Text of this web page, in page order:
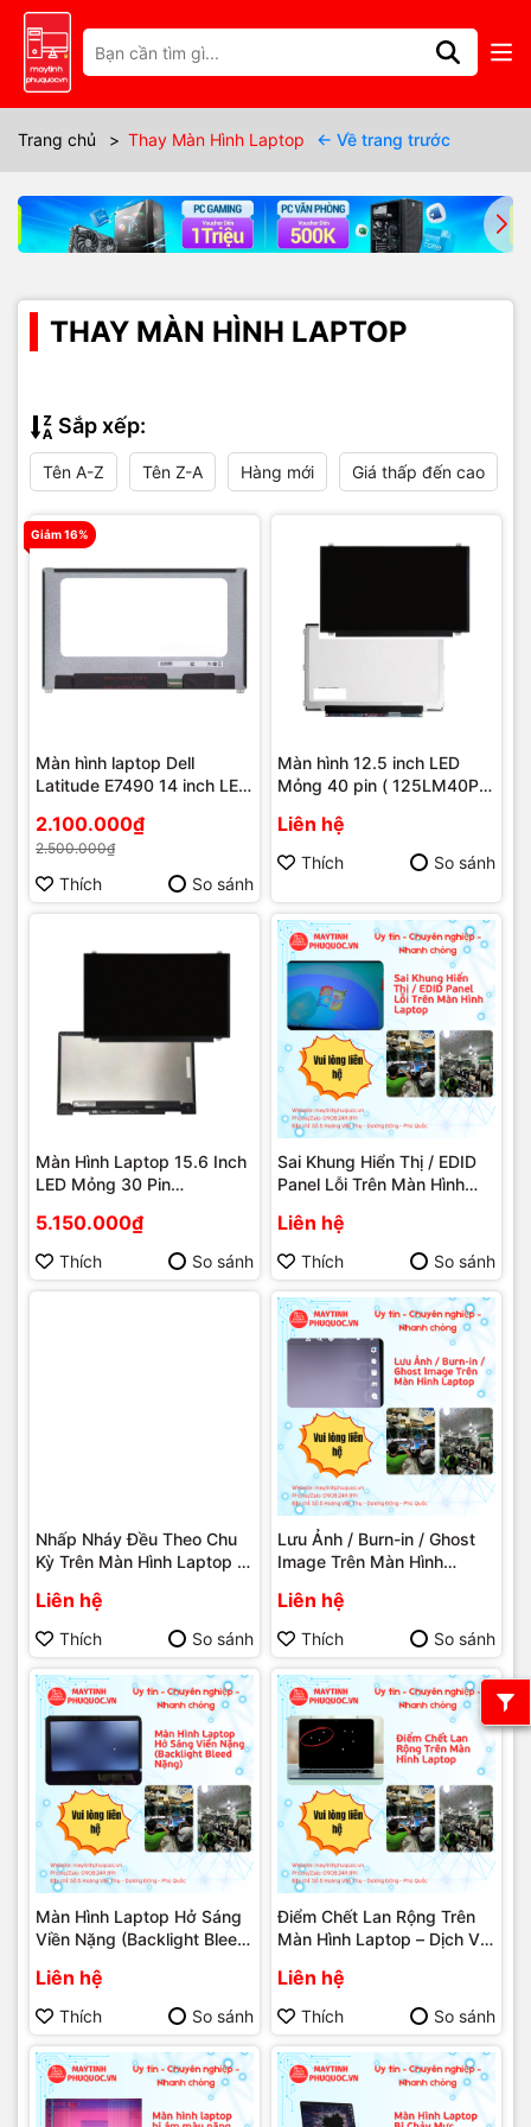
Trang chủ > Thay Màn Hình Laptop ← Về trang trước
THAY MÀN HÌNH LAPTOP
Sắp xếp:
Tên A-Z Tên Z-A Hàng mới Giá thấp đến cao
Giảm 16%
Màn hình laptop Dell
Latitude E7490 14 inch LED
1920 x 1080 )
2.100.000₫
2.500.000₫
Thích So sánh
Màn hình 12.5 inch LED
Mỏng 40 pin ( 125LM40P
Liên hệ
Thích So sánh
Màn Hình Laptop 15.6 Inch
LED Mỏng 30 Pin
Chính Hãng Tại Phú Quốc
5.150.000₫
Thích So sánh
Sai Khung Hiển Thị / EDID
Panel Lỗi Trên Màn Hình
Laptop Phú Quốc | Máy
Tính Phú Quốc | Vi Tính Hải
Đăng
Liên hệ
Thích So sánh
Nhấp Nháy Đều Theo Chu
Kỳ Trên Màn Hình Laptop –
Phú Quốc | Máy Tính Phú
Quốc | Vi Tính Hải Đăng
Liên hệ
Thích So sánh
Lưu Ảnh / Burn-in / Ghost
Image Trên Màn Hình
Laptop Phú Quốc | Máy
Tính Phú Quốc | Vi Tính Hải
Đăng
Liên hệ
Thích So sánh
Màn Hình Laptop Hở Sáng
Viền Nặng (Backlight Bleed
Laptop Phú Quốc | Máy
Tính Phú Quốc | Vi Tính Hải
Đăng
Liên hệ
Thích So sánh
Điểm Chết Lan Rộng Trên
Màn Hình Laptop – Dịch Vụ
Tính Phú Quốc | Vi Tính Hải
Đăng
Liên hệ
Thích So sánh